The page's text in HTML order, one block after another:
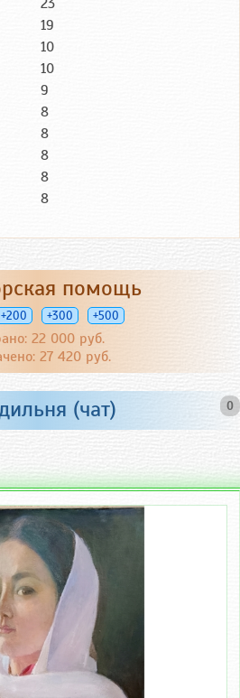
23
19
10
10
9
8
8
8
8
8
помощь
+200 +300 +500
22 000 руб.
27 420 руб.
0
(чат)